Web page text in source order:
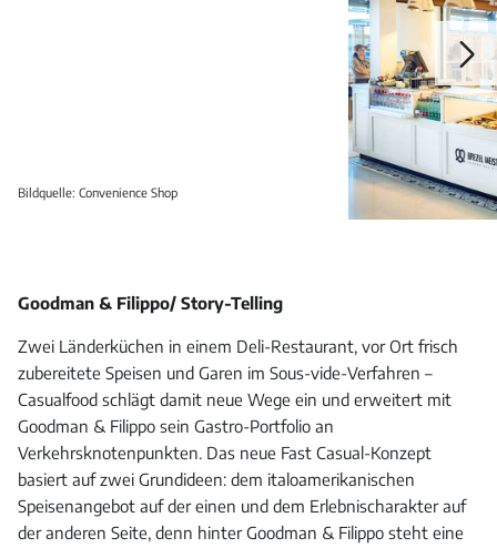
Galerie
öffnen
Bildquelle: Convenience Shop
Goodman & Filippo/ Story-Telling
Zwei Länderküchen in einem Deli-Restaurant, vor Ort frisch
zubereitete Speisen und Garen im Sous-vide-Verfahren –
Casualfood schlägt damit neue Wege ein und erweitert mit
Goodman & Filippo sein Gastro-Portfolio an
Verkehrsknotenpunkten. Das neue Fast Casual-Konzept
basiert auf zwei Grundideen: dem italoamerikanischen
Speisenangebot auf der einen und dem Erlebnischarakter auf
der anderen Seite, denn hinter Goodman & Filippo steht eine